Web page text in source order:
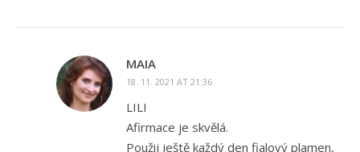
MAIA
18. 11. 2021 AT 21:36
LILI
Afirmace je skvělá.
Použij ještě každý den fialový plamen,